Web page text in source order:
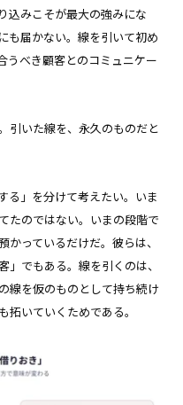
込みこそが最大の強みにな
も届かない。線を引いて初め
うべき顧客とのコミュニケー
引いた線を、永久のものだと
る」を分けて考えたい。いま
たのではない。いまの段階で
っているだけだ。彼らは、
でもある。線を引くのは、
線を仮のものとして持ち続け
いていくためである。